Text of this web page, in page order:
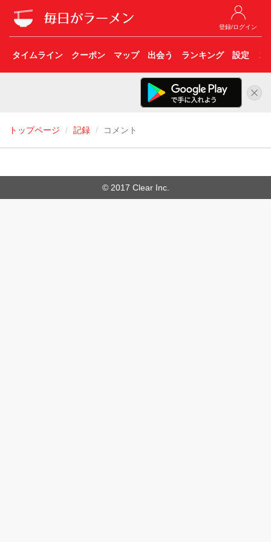
登録/ログイン
タイムライン クーポン マップ 出会う ランキング 設定 こ
トップページ 記録 コメント
© 2017 Clear Inc.